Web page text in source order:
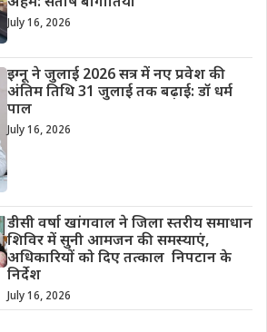
July 16, 2026
इग्नू ने जुलाई 2026 सत्र में नए प्रवेश की
अंतिम तिथि 31 जुलाई तक बढ़ाई: डॉ धर्म
पाल
July 16, 2026
डीसी वर्षा खांगवाल ने जिला स्तरीय समाधान
शिविर में सुनी आमजन की समस्याएं,
अधिकारियों को दिए तत्काल निपटान के
निर्देश
July 16, 2026